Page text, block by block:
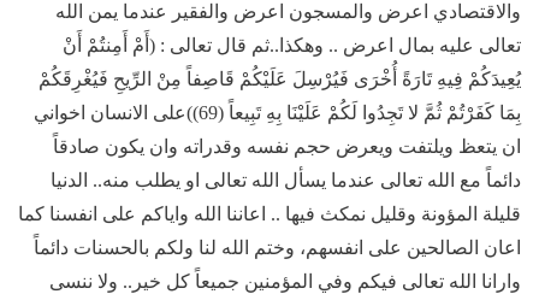
والاقتصادي اعرض والمسجون اعرض والفقير عندما يمن الله
تعالى عليه بمال اعرض .. وهكذا..ثم قال تعالى : (أَمْ أَمِنتُمْ أَنْ
يُعِيدَكُمْ فِيهِ تَارَةً أُخْرَى فَيُرْسِلَ عَلَيْكُمْ قَاصِفاً مِنْ الرِّيحِ فَيُغْرِقَكُمْ
بِمَا كَفَرْتُمْ ثُمَّ لا تَجِدُوا لَكُمْ عَلَيْنَا بِهِ تَبِيعاً (69))على الانسان اخواني
ان يتعظ ويلتفت ويعرض حجم نفسه وقدراته وان يكون صادقاً
دائماً مع الله تعالى عندما يسأل الله تعالى او يطلب منه.. الدنيا
قليلة المؤونة وقليل نمكث فيها .. اعاننا الله واياكم على انفسنا كما
اعان الصالحين على انفسهم، وختم الله لنا ولكم بالحسنات دائماً
وارانا الله تعالى فيكم وفي المؤمنين جميعاً كل خير.. ولا ننسى